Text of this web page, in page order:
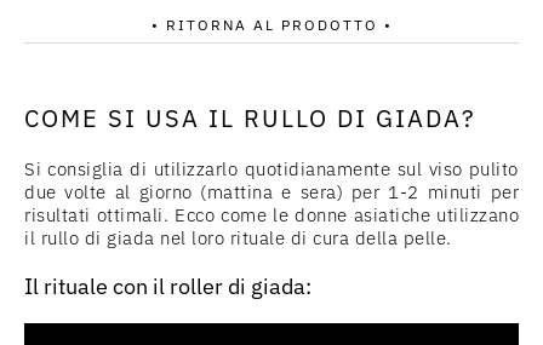
• RITORNA AL PRODOTTO •
COME SI USA IL RULLO DI GIADA?
Si consiglia di utilizzarlo quotidianamente sul viso pulito
due volte al giorno (mattina e sera) per 1-2 minuti per
risultati ottimali. Ecco come le donne asiatiche utilizzano
il rullo di giada nel loro rituale di cura della pelle.
Il rituale con il roller di giada: